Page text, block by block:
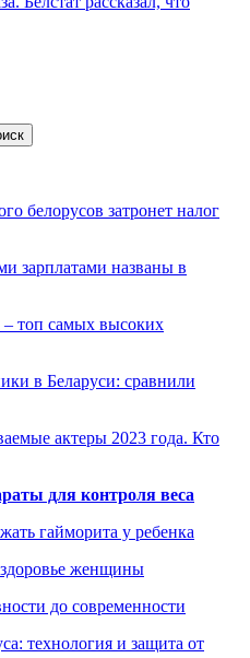
белорусов затронет налог
зарплатами названы в
– топ самых высоких
в Беларуси: сравнили
актеры 2023 года. Кто
для контроля веса
гайморита у ребенка
женщины
до современности
технология и защита от